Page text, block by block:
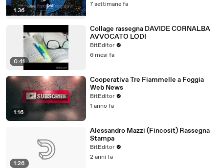
1:36
7 settimane fa
0:41
Collage rassegna DAVIDE CORNALBA
AVVOCATO LODI
BitEditor
6 mesi fa
1:16
Cooperativa Tre Fiammelle a Foggia
Web News
BitEditor
1 anno fa
1:26
Alessandro Mazzi (Fincosit) Rassegna
Stampa
BitEditor
2 anni fa